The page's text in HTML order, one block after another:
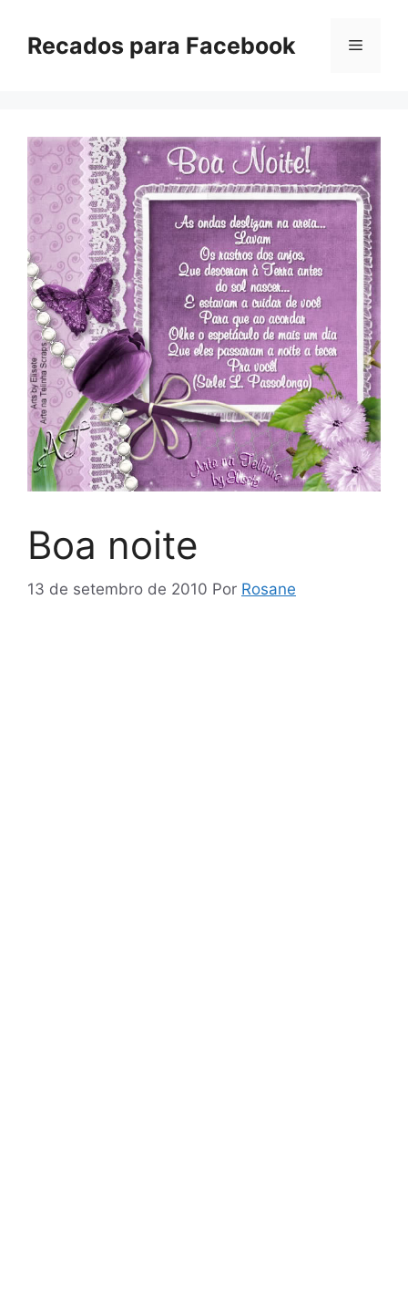
paraRecados para Facebook Menu
Boa noite
13 de setembro de 2010 Por Rosane